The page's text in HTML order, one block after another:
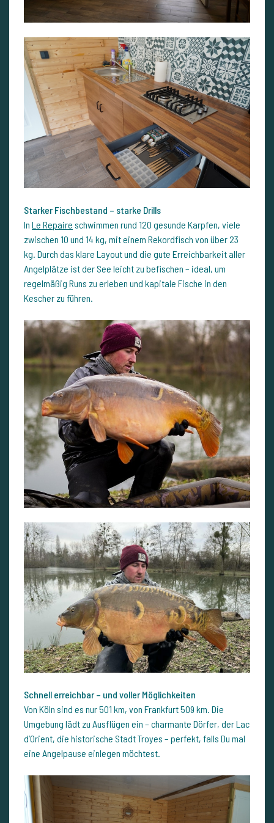
Starker Fischbestand – starke Drills
In Le Repaire schwimmen rund 120 gesunde Karpfen, viele
zwischen 10 und 14 kg, mit einem Rekordfisch von über 23
kg. Durch das klare Layout und die gute Erreichbarkeit aller
Angelplätze ist der See leicht zu befischen – ideal, um
regelmäßig Runs zu erleben und kapitale Fische in den
Kescher zu führen.
Schnell erreichbar – und voller Möglichkeiten
Von Köln sind es nur 501 km, von Frankfurt 509 km. Die
Umgebung lädt zu Ausflügen ein – charmante Dörfer, der Lac
d’Orient, die historische Stadt Troyes – perfekt, falls Du mal
eine Angelpause einlegen möchtest.